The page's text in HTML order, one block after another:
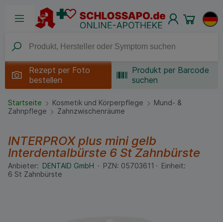
Rezept per Foto
bestellen
Produkt per Barcode
suchen
Startseite Kosmetik und Körperpflege
Mund- &
Zahnpflege
Zahnzwischenräume
INTERPROX plus mini gelb
Interdentalbürste 6 St Zahnbürste
Anbieter: DENTAID GmbH PZN: 05703611
Einheit:
6 St Zahnbürste